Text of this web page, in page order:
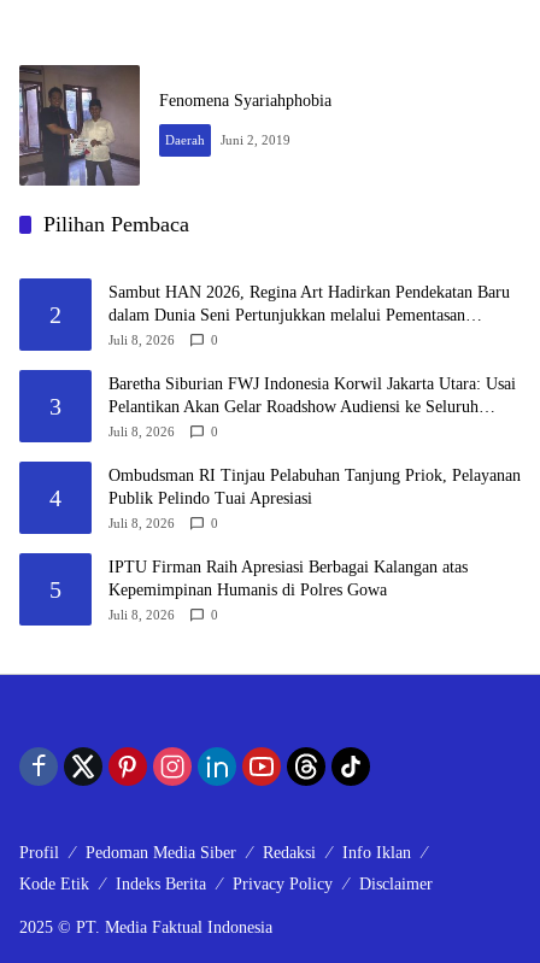
Fenomena Syariahphobia
Daerah Juni 2, 2019
Pilihan Pembaca
2
Sambut HAN 2026, Regina Art Hadirkan Pendekatan Baru
dalam Dunia Seni Pertunjukkan melalui Pementasan
Fantasy Land
Juli 8, 2026 0
3
Baretha Siburian FWJ Indonesia Korwil Jakarta Utara: Usai
Pelantikan Akan Gelar Roadshow Audiensi ke Seluruh
Pemangku Kepentingan
Juli 8, 2026 0
4
Ombudsman RI Tinjau Pelabuhan Tanjung Priok, Pelayanan
Publik Pelindo Tuai Apresiasi
Juli 8, 2026 0
5
IPTU Firman Raih Apresiasi Berbagai Kalangan atas
Kepemimpinan Humanis di Polres Gowa
Juli 8, 2026 0
Profil Pedoman Media Siber Redaksi
Info Iklan
Kode Etik
Indeks Berita Privacy Policy Disclaimer
2025 © PT. Media Faktual Indonesia